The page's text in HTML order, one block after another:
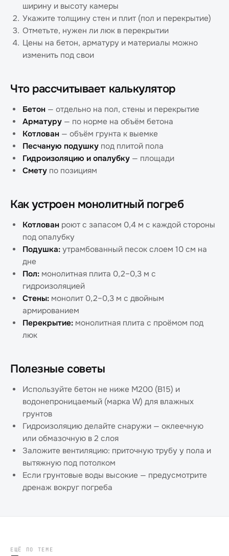
ширину и высоту камеры
Укажите толщину стен и плит (пол и перекрытие)
Отметьте, нужен ли люк в перекрытии
Цены на бетон, арматуру и материалы можно
изменить под свои
Что рассчитывает калькулятор
Бетон — отдельно на пол, стены и перекрытие
Арматуру — по норме на объём бетона
Котлован — объём грунта к выемке
Песчаную подушку под плитой пола
Гидроизоляцию и опалубку — площади
Смету по позициям
Как устроен монолитный погреб
Котлован роют с запасом 0,4 м с каждой стороны
под опалубку
Подушка: утрамбованный песок слоем 10 см на
дне
Пол: монолитная плита 0,2–0,3 м с
гидроизоляцией
Стены: монолит 0,2–0,3 м с двойным
армированием
Перекрытие: монолитная плита с проёмом под
люк
Полезные советы
Используйте бетон не ниже М200 (B15) и
водонепроницаемый (марка W) для влажных
грунтов
Гидроизоляцию делайте снаружи — оклеечную
или обмазочную в 2 слоя
Заложите вентиляцию: приточную трубу у пола и
вытяжную под потолком
Если грунтовые воды высокие — предусмотрите
дренаж вокруг погреба
ЕЩЁ ПО ТЕМЕ